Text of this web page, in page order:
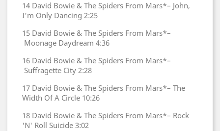
14 David Bowie & The Spiders From Mars*– John,
I'm Only Dancing 2:25
15 David Bowie & The Spiders From Mars*–
Moonage Daydream 4:36
16 David Bowie & The Spiders From Mars*–
Suffragette City 2:28
17 David Bowie & The Spiders From Mars*– The
Width Of A Circle 10:26
18 David Bowie & The Spiders From Mars*– Rock
'N' Roll Suicide 3:02